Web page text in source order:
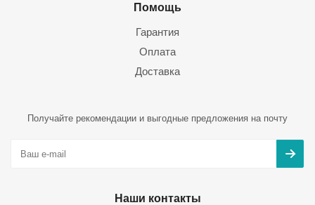
Помощь
Гарантия
Оплата
Доставка
Получайте рекомендации и выгодные предложения на почту
Наши контакты